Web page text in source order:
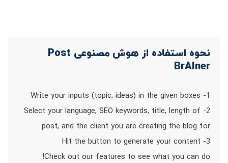
نحوه استفاده از هوش مصنوعی Post
BrAIner
1- Write your inputs (topic, ideas) in the given boxes
2- Select your language, SEO keywords, title, length of
post, and the client you are creating the blog for
3- Hit the button to generate your content
Check out our features to see what you can do!